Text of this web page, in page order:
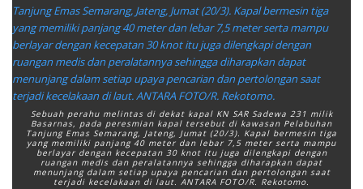
Sebuah perahu melintas di dekat kapal KN SAR Sadewa 231 milik
Basarnas, pada peresmian kapal tersebut di kawasan Pelabuhan
Tanjung Emas Semarang, Jateng, Jumat (20/3). Kapal bermesin tiga
yang memiliki panjang 40 meter dan lebar 7,5 meter serta mampu
berlayar dengan kecepatan 30 knot itu juga dilengkapi dengan
ruangan medis dan peralatannya sehingga diharapkan dapat
menunjang dalam setiap upaya pencarian dan pertolongan saat
terjadi kecelakaan di laut. ANTARA FOTO/R. Rekotomo.